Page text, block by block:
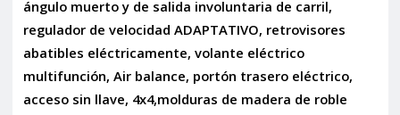
ángulo muerto y de salida involuntaria de carril,
regulador de velocidad ADAPTATIVO, retrovisores
abatibles eléctricamente, volante eléctrico
multifunción, Air balance, portón trasero eléctrico,
acceso sin llave, 4x4,molduras de madera de roble